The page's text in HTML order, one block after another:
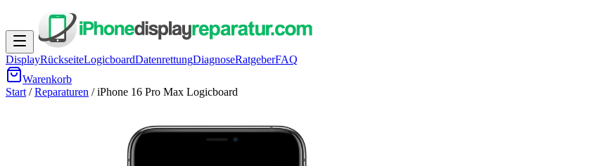
DisplayRückseiteLogicboardDatenrettungDiagnoseRatgeberFAQ
Warenkorb
Start /Reparaturen /iPhone 16 Pro Max Logicboard